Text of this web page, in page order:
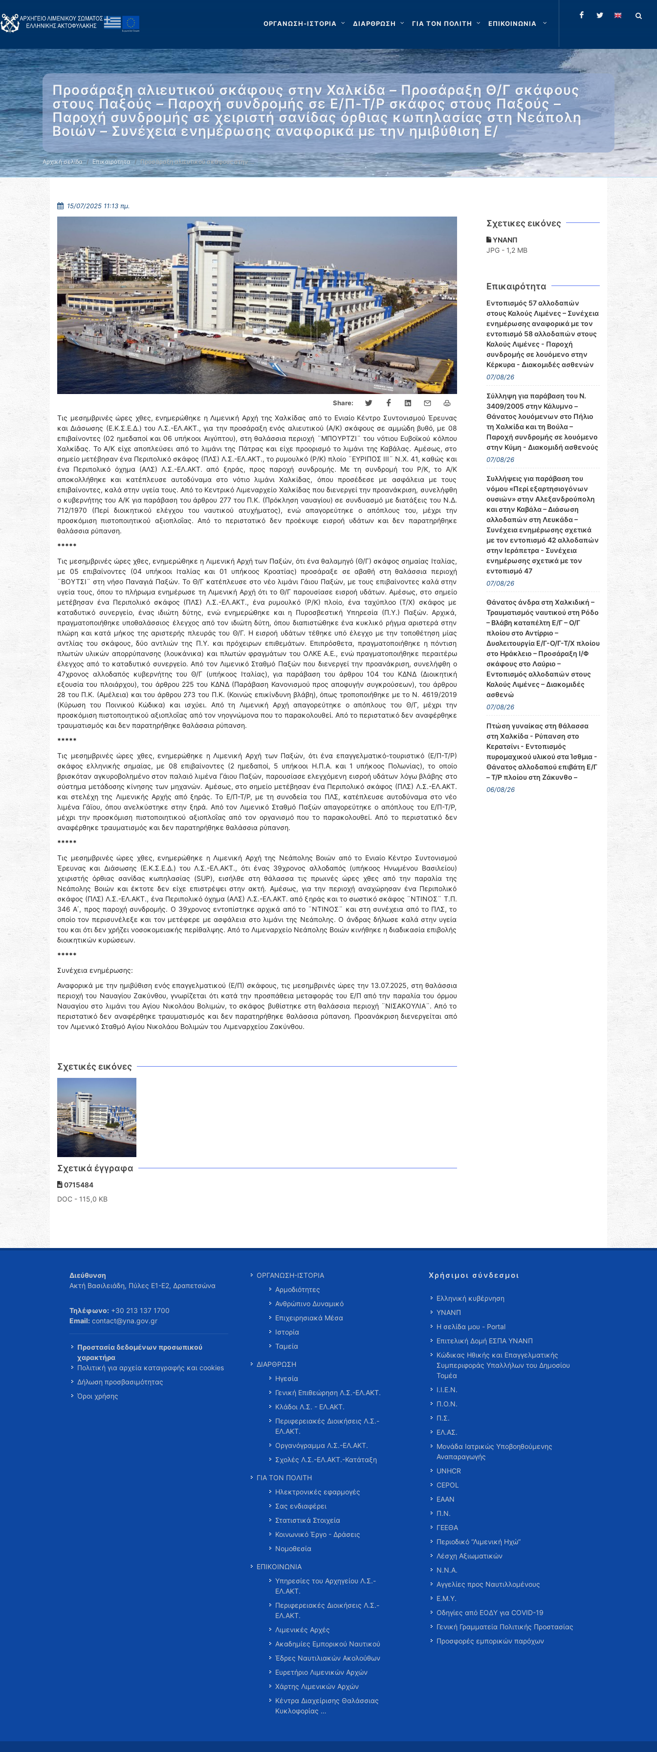
ΟΡΓΑΝΩΣΗ-ΙΣΤΟΡΙΑ ΔΙΑΡΘΡΩΣΗ ΓΙΑ ΤΟΝ ΠΟΛΙΤΗ ΕΠΙΚΟΙΝΩΝΙΑ
Προσάραξη αλιευτικού σκάφους στην Χαλκίδα – Προσάραξη Θ/Γ σκάφους
στους Παξούς – Παροχή συνδρομής σε Ε/Π-Τ/Ρ σκάφος στους Παξούς –
Παροχή συνδρομής σε χειριστή σανίδας όρθιας κωπηλασίας στη Νεάπολη
Βοιών – Συνέχεια ενημέρωσης αναφορικά με την ημιβύθιση Ε/
Αρχική σελίδα Επικαιρότητα Προσάραξη αλιευτικού σκάφους στην …
15/07/2025 11:13 πμ.
Share:
Τις μεσημβρινές ώρες χθες, ενημερώθηκε η Λιμενική Αρχή της Χαλκίδας από το Ενιαίο Κέντρο Συντονισμού Έρευνας
και Διάσωσης (Ε.Κ.Σ.Ε.Δ.) του Λ.Σ.-ΕΛ.ΑΚΤ., για την προσάραξη ενός αλιευτικού (Α/Κ) σκάφους σε αμμώδη βυθό, με 08
επιβαίνοντες (02 ημεδαποί και 06 υπήκοοι Αιγύπτου), στη θαλάσσια περιοχή ¨ΜΠΟΥΡΤΖΙ¨ του νότιου Ευβοϊκού κόλπου
Χαλκίδας. Το Α/Κ είχε αποπλεύσει από το λιμάνι της Πάτρας και είχε προορισμό το λιμάνι της Καβάλας. Αμέσως, στο
σημείο μετέβησαν ένα Περιπολικό σκάφος (ΠΛΣ) Λ.Σ.-ΕΛ.ΑΚΤ., το ρυμουλκό (Ρ/Κ) πλοίο ¨ΕΥΡΙΠΟΣ ΙΙΙ¨ Ν.Χ. 41, καθώς και
ένα Περιπολικό όχημα (ΑΛΣ) Λ.Σ.-ΕΛ.ΑΚΤ. από ξηράς, προς παροχή συνδρομής. Με τη συνδρομή του Ρ/Κ, το Α/Κ
αποκολλήθηκε και κατέπλευσε αυτοδύναμα στο νότιο λιμάνι Χαλκίδας, όπου προσέδεσε με ασφάλεια με τους
επιβαίνοντες, καλά στην υγεία τους. Από το Κεντρικό Λιμεναρχείο Χαλκίδας που διενεργεί την προανάκριση, συνελήφθη
ο κυβερνήτης του Α/Κ για παράβαση του άρθρου 277 του Π.Κ. (Πρόκληση ναυαγίου) σε συνδυασμό με διατάξεις του Ν.Δ.
712/1970 (Περί διοικητικού ελέγχου του ναυτικού ατυχήματος), ενώ απαγορεύτηκε ο απόπλους του, μέχρι την
προσκόμιση πιστοποιητικού αξιοπλοΐας. Από το περιστατικό δεν προέκυψε εισροή υδάτων και δεν παρατηρήθηκε
θαλάσσια ρύπανση.
*****
Τις μεσημβρινές ώρες χθες, ενημερώθηκε η Λιμενική Αρχή των Παξών, ότι ένα θαλαμηγό (Θ/Γ) σκάφος σημαίας Ιταλίας,
με 05 επιβαίνοντες (04 υπήκοοι Ιταλίας και 01 υπήκοος Κροατίας) προσάραξε σε αβαθή στη θαλάσσια περιοχή
¨ΒΟΥΤΣΙ¨ στη νήσο Παναγιά Παξών. Το Θ/Γ κατέπλευσε στο νέο λιμάνι Γάιου Παξών, με τους επιβαίνοντες καλά στην
υγεία τους, όπου το πλήρωμα ενημέρωσε τη Λιμενική Αρχή ότι το Θ/Γ παρουσίασε εισροή υδάτων. Αμέσως, στο σημείο
μετέβησαν ένα Περιπολικό σκάφος (ΠΛΣ) Λ.Σ.-ΕΛ.ΑΚΤ., ένα ρυμουλκό (Ρ/Κ) πλοίο, ένα ταχύπλοο (Τ/Χ) σκάφος με
καταδυτικό συνεργείο, ένας ιδιώτη δύτης, ενώ ενημερώθηκε και η Πυροσβεστική Υπηρεσία (Π.Υ.) Παξών. Αρχικά,
πραγματοποιήθηκε υποθαλάσσιος έλεγχος από τον ιδιώτη δύτη, όπου διαπιστώθηκε ένα κυκλικό ρήγμα αριστερά στην
πλώρη και κατά μήκος της αριστερής πλευράς του Θ/Γ. Η εισροή υδάτων τέθηκε υπό έλεγχο με την τοποθέτηση μίας
αντλίας του σκάφους, δύο αντλιών της Π.Υ. και πρόχειρων επιθεμάτων. Επιπρόσθετα, πραγματοποιήθηκε η πόντιση
πλωτών υλικών απορρύπανσης (λουκάνικα) και πλωτών φραγμάτων του ΟΛΚΕ Α.Ε., ενώ πραγματοποιήθηκε περαιτέρω
έλεγχος από το καταδυτικό συνεργείο. Από τον Λιμενικό Σταθμό Παξών που διενεργεί την προανάκριση, συνελήφθη ο
47χρονος αλλοδαπός κυβερνήτης του Θ/Γ (υπήκοος Ιταλίας), για παράβαση του άρθρου 104 του ΚΔΝΔ (Διοικητική
εξουσία του πλοιάρχου), του άρθρου 225 του ΚΔΝΔ (Παράβαση Κανονισμού προς αποφυγήν συγκρούσεων), του άρθρου
28 του Π.Κ. (Αμέλεια) και του άρθρου 273 του Π.Κ. (Κοινώς επικίνδυνη βλάβη), όπως τροποποιήθηκε με το Ν. 4619/2019
(Κύρωση του Ποινικού Κώδικα) και ισχύει. Από τη Λιμενική Αρχή απαγορεύτηκε ο απόπλους του Θ/Γ, μέχρι την
προσκόμιση πιστοποιητικού αξιοπλοΐας από τον νηογνώμονα που το παρακολουθεί. Από το περιστατικό δεν αναφέρθηκε
τραυματισμός και δεν παρατηρήθηκε θαλάσσια ρύπανση.
*****
Τις μεσημβρινές ώρες χθες, ενημερώθηκε η Λιμενική Αρχή των Παξών, ότι ένα επαγγελματικό-τουριστικό (Ε/Π-Τ/Ρ)
σκάφος ελληνικής σημαίας, με 08 επιβαίνοντες (2 ημεδαποί, 5 υπήκοοι Η.Π.Α. και 1 υπήκοος Πολωνίας), το οποίο
βρισκόταν αγκυροβολημένο στον παλαιό λιμένα Γάιου Παξών, παρουσίασε ελεγχόμενη εισροή υδάτων λόγω βλάβης στο
σύστημα μετάδοσης κίνησης των μηχανών. Αμέσως, στο σημείο μετέβησαν ένα Περιπολικό σκάφος (ΠΛΣ) Λ.Σ.-ΕΛ.ΑΚΤ.
και στελέχη της Λιμενικής Αρχής από ξηράς. Το Ε/Π-Τ/Ρ, με τη συνοδεία του ΠΛΣ, κατέπλευσε αυτοδύναμα στο νέο
λιμένα Γάϊου, όπου ανελκύστηκε στην ξηρά. Από τον Λιμενικό Σταθμό Παξών απαγορεύτηκε ο απόπλους του Ε/Π-Τ/Ρ,
μέχρι την προσκόμιση πιστοποιητικού αξιοπλοΐας από τον οργανισμό που το παρακολουθεί. Από το περιστατικό δεν
αναφέρθηκε τραυματισμός και δεν παρατηρήθηκε θαλάσσια ρύπανση.
*****
Τις μεσημβρινές ώρες χθες, ενημερώθηκε η Λιμενική Αρχή της Νεάπολης Βοιών από το Ενιαίο Κέντρο Συντονισμού
Έρευνας και Διάσωσης (Ε.Κ.Σ.Ε.Δ.) του Λ.Σ.-ΕΛ.ΑΚΤ., ότι ένας 39χρονος αλλοδαπός (υπήκοος Ηνωμένου Βασιλείου)
χειριστής όρθιας σανίδας κωπηλασίας (SUP), εισήλθε στη θάλασσα τις πρωινές ώρες χθες από την παραλία της
Νεάπολης Βοιών και έκτοτε δεν είχε επιστρέψει στην ακτή. Αμέσως, για την περιοχή αναχώρησαν ένα Περιπολικό
σκάφος (ΠΛΣ) Λ.Σ.-ΕΛ.ΑΚΤ., ένα Περιπολικό όχημα (ΑΛΣ) Λ.Σ.-ΕΛ.ΑΚΤ. από ξηράς και το σωστικό σκάφος ¨ΝΤΙΝΟΣ¨ Τ.Π.
346 Α΄, προς παροχή συνδρομής. Ο 39χρονος εντοπίστηκε αρχικά από το ¨ΝΤΙΝΟΣ¨ και στη συνέχεια από το ΠΛΣ, το
οποίο τον περισυνέλεξε και τον μετέφερε με ασφάλεια στο λιμάνι της Νεάπολης. Ο άνδρας δήλωσε καλά στην υγεία
του και ότι δεν χρήζει νοσοκομειακής περίθαλψης. Από το Λιμεναρχείο Νεάπολης Βοιών κινήθηκε η διαδικασία επιβολής
διοικητικών κυρώσεων.
*****
Συνέχεια ενημέρωσης:
Αναφορικά με την ημιβύθιση ενός επαγγελματικού (Ε/Π) σκάφους, τις μεσημβρινές ώρες την 13.07.2025, στη θαλάσσια
περιοχή του Ναυαγίου Ζακύνθου, γνωρίζεται ότι κατά την προσπάθεια μεταφοράς του Ε/Π από την παραλία του όρμου
Ναυαγίου στο λιμάνι του Αγίου Νικολάου Βολιμών, το σκάφος βυθίστηκε στη θαλάσσια περιοχή ¨ΝΙΣΑΚΟΥΛΙΑ¨. Από το
περιστατικό δεν αναφέρθηκε τραυματισμός και δεν παρατηρήθηκε θαλάσσια ρύπανση. Προανάκριση διενεργείται από
τον Λιμενικό Σταθμό Αγίου Νικολάου Βολιμών του Λιμεναρχείου Ζακύνθου.
Σχετικές εικόνες
Σχετικά έγγραφα
0715484
DOC - 115,0 KB
Σχετικες εικόνες
ΥΝΑΝΠ
JPG - 1,2 MB
Επικαιρότητα
Εντοπισμός 57 αλλοδαπών
στους Καλούς Λιμένες – Συνέχεια
ενημέρωσης αναφορικά με τον
εντοπισμό 58 αλλοδαπών στους
Καλούς Λιμένες - Παροχή
συνδρομής σε λουόμενο στην
Κέρκυρα - Διακομιδές ασθενών
07/08/26
Σύλληψη για παράβαση του Ν.
3409/2005 στην Κάλυμνο –
Θάνατος λουόμενων στο Πήλιο
τη Χαλκίδα και τη Βούλα –
Παροχή συνδρομής σε λουόμενο
στην Κύμη - Διακομιδή ασθενούς
07/08/26
Συλλήψεις για παράβαση του
νόμου «Περί εξαρτησιογόνων
ουσιών» στην Αλεξανδρούπολη
και στην Καβάλα – Διάσωση
αλλοδαπών στη Λευκάδα –
Συνέχεια ενημέρωσης σχετικά
με τον εντοπισμό 42 αλλοδαπών
στην Ιεράπετρα - Συνέχεια
ενημέρωσης σχετικά με τον
εντοπισμό 47
07/08/26
Θάνατος άνδρα στη Χαλκιδική –
Τραυματισμός ναυτικού στη Ρόδο
– Βλάβη καταπέλτη Ε/Γ – Ο/Γ
πλοίου στο Αντίρριο –
Δυσλειτουργία Ε/Γ-Ο/Γ-Τ/Χ πλοίου
στο Ηράκλειο – Προσάραξη Ι/Φ
σκάφους στο Λαύριο –
Εντοπισμός αλλοδαπών στους
Καλούς Λιμένες – Διακομιδές
ασθενώ
07/08/26
Πτώση γυναίκας στη θάλασσα
στη Χαλκίδα - Ρύπανση στο
Κερατσίνι - Εντοπισμός
πυρομαχικού υλικού στα Ίσθμια -
Θάνατος αλλοδαπού επιβάτη Ε/Γ
– Τ/Ρ πλοίου στη Ζάκυνθο –
06/08/26
Διεύθυνση
Ακτή Βασιλειάδη, Πύλες Ε1-Ε2, Δραπετσώνα
Τηλέφωνο: +30 213 137 1700
Email: contact@yna.gov.gr
Προστασία δεδομένων προσωπικού
χαρακτήρα
Πολιτική για αρχεία καταγραφής και cookies
Δήλωση προσβασιμότητας
Όροι χρήσης
ΟΡΓΑΝΩΣΗ-ΙΣΤΟΡΙΑ
Αρμοδιότητες
Ανθρώπινο Δυναμικό
Επιχειρησιακά Μέσα
Ιστορία
Ταμεία
ΔΙΑΡΘΡΩΣΗ
Ηγεσία
Γενική Επιθεώρηση Λ.Σ.-ΕΛ.ΑΚΤ.
Κλάδοι Λ.Σ. - ΕΛ.ΑΚΤ.
Περιφερειακές Διοικήσεις Λ.Σ.-
ΕΛ.ΑΚΤ.
Οργανόγραμμα Λ.Σ.-ΕΛ.ΑΚΤ.
Σχολές Λ.Σ.-ΕΛ.ΑΚΤ.-Κατάταξη
ΓΙΑ ΤΟΝ ΠΟΛΙΤΗ
Ηλεκτρονικές εφαρμογές
Σας ενδιαφέρει
Στατιστικά Στοιχεία
Κοινωνικό Έργο - Δράσεις
Νομοθεσία
ΕΠΙΚΟΙΝΩΝΙΑ
Υπηρεσίες του Αρχηγείου Λ.Σ.-
ΕΛ.ΑΚΤ.
Περιφερειακές Διοικήσεις Λ.Σ.-
ΕΛ.ΑΚΤ.
Λιμενικές Αρχές
Ακαδημίες Εμπορικού Ναυτικού
Έδρες Ναυτιλιακών Ακολούθων
Ευρετήριο Λιμενικών Αρχών
Χάρτης Λιμενικών Αρχών
Κέντρα Διαχείρισης Θαλάσσιας
Κυκλοφορίας …
Χρήσιμοι σύνδεσμοι
Ελληνική κυβέρνηση
ΥΝΑΝΠ
Η σελίδα μου - Portal
Επιτελική Δομή ΕΣΠΑ ΥΝΑΝΠ
Κώδικας Ηθικής και Επαγγελματικής
Συμπεριφοράς Υπαλλήλων του Δημοσίου
Τομέα
Ι.Ι.Ε.Ν.
Π.Ο.Ν.
Π.Σ.
ΕΛ.ΑΣ.
Μονάδα Ιατρικώς Υποβοηθούμενης
Αναπαραγωγής
UNHCR
CEPOL
ΕΑΑΝ
Π.Ν.
ΓΕΕΘΑ
Περιοδικό “Λιμενική Ηχώ”
Λέσχη Αξιωματικών
Ν.Ν.Α.
Αγγελίες προς Ναυτιλλομένους
Ε.Μ.Υ.
Οδηγίες από ΕΟΔΥ για COVID-19
Γενική Γραμματεία Πολιτικής Προστασίας
Προσφορές εμπορικών παρόχων